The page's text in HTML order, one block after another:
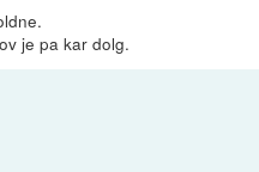
je pa kar dolg.